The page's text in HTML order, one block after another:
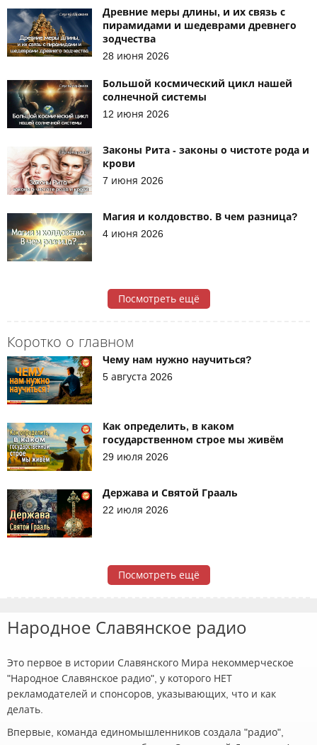
Коротко о главном
Чему нам нужно научиться?
5 августа 2026
Как определить, в каком
государственном строе мы живём
29 июля 2026
Держава и Святой Грааль
22 июля 2026
Посмотреть ещё
Древние меры длины, и их связь с
пирамидами и шедеврами древнего
зодчества
28 июня 2026
Большой космический цикл нашей
солнечной системы
12 июня 2026
Законы Рита - законы о чистоте рода и
крови
7 июня 2026
Магия и колдовство. В чем разница?
4 июня 2026
Посмотреть ещё
Народное Славянское радио
Это первое в истории Славянского Мира некоммерческое
"Народное Славянское радио", у которого НЕТ
рекламодателей и спонсоров, указывающих, что и как
делать.
Впервые, команда единомышленников создала "радио",